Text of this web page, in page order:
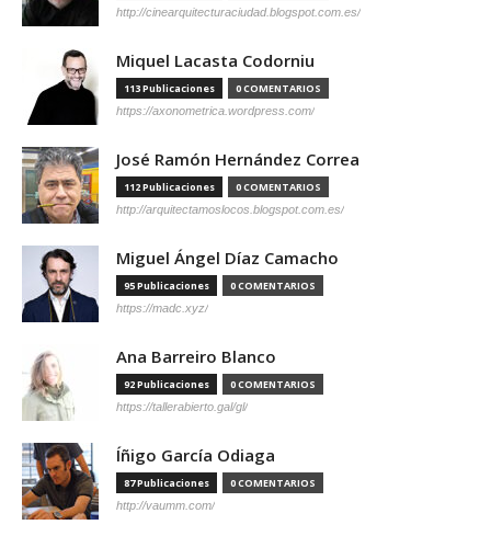
http://cinearquitecturaciudad.blogspot.com.es/
Miquel Lacasta Codorniu
113 Publicaciones 0 COMENTARIOS
https://axonometrica.wordpress.com/
José Ramón Hernández Correa
112 Publicaciones 0 COMENTARIOS
http://arquitectamoslocos.blogspot.com.es/
Miguel Ángel Díaz Camacho
95 Publicaciones 0 COMENTARIOS
https://madc.xyz/
Ana Barreiro Blanco
92 Publicaciones 0 COMENTARIOS
https://tallerabierto.gal/gl/
Íñigo García Odiaga
87 Publicaciones 0 COMENTARIOS
http://vaumm.com/